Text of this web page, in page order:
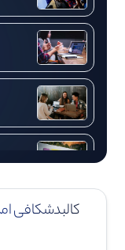
▶
▶
▶